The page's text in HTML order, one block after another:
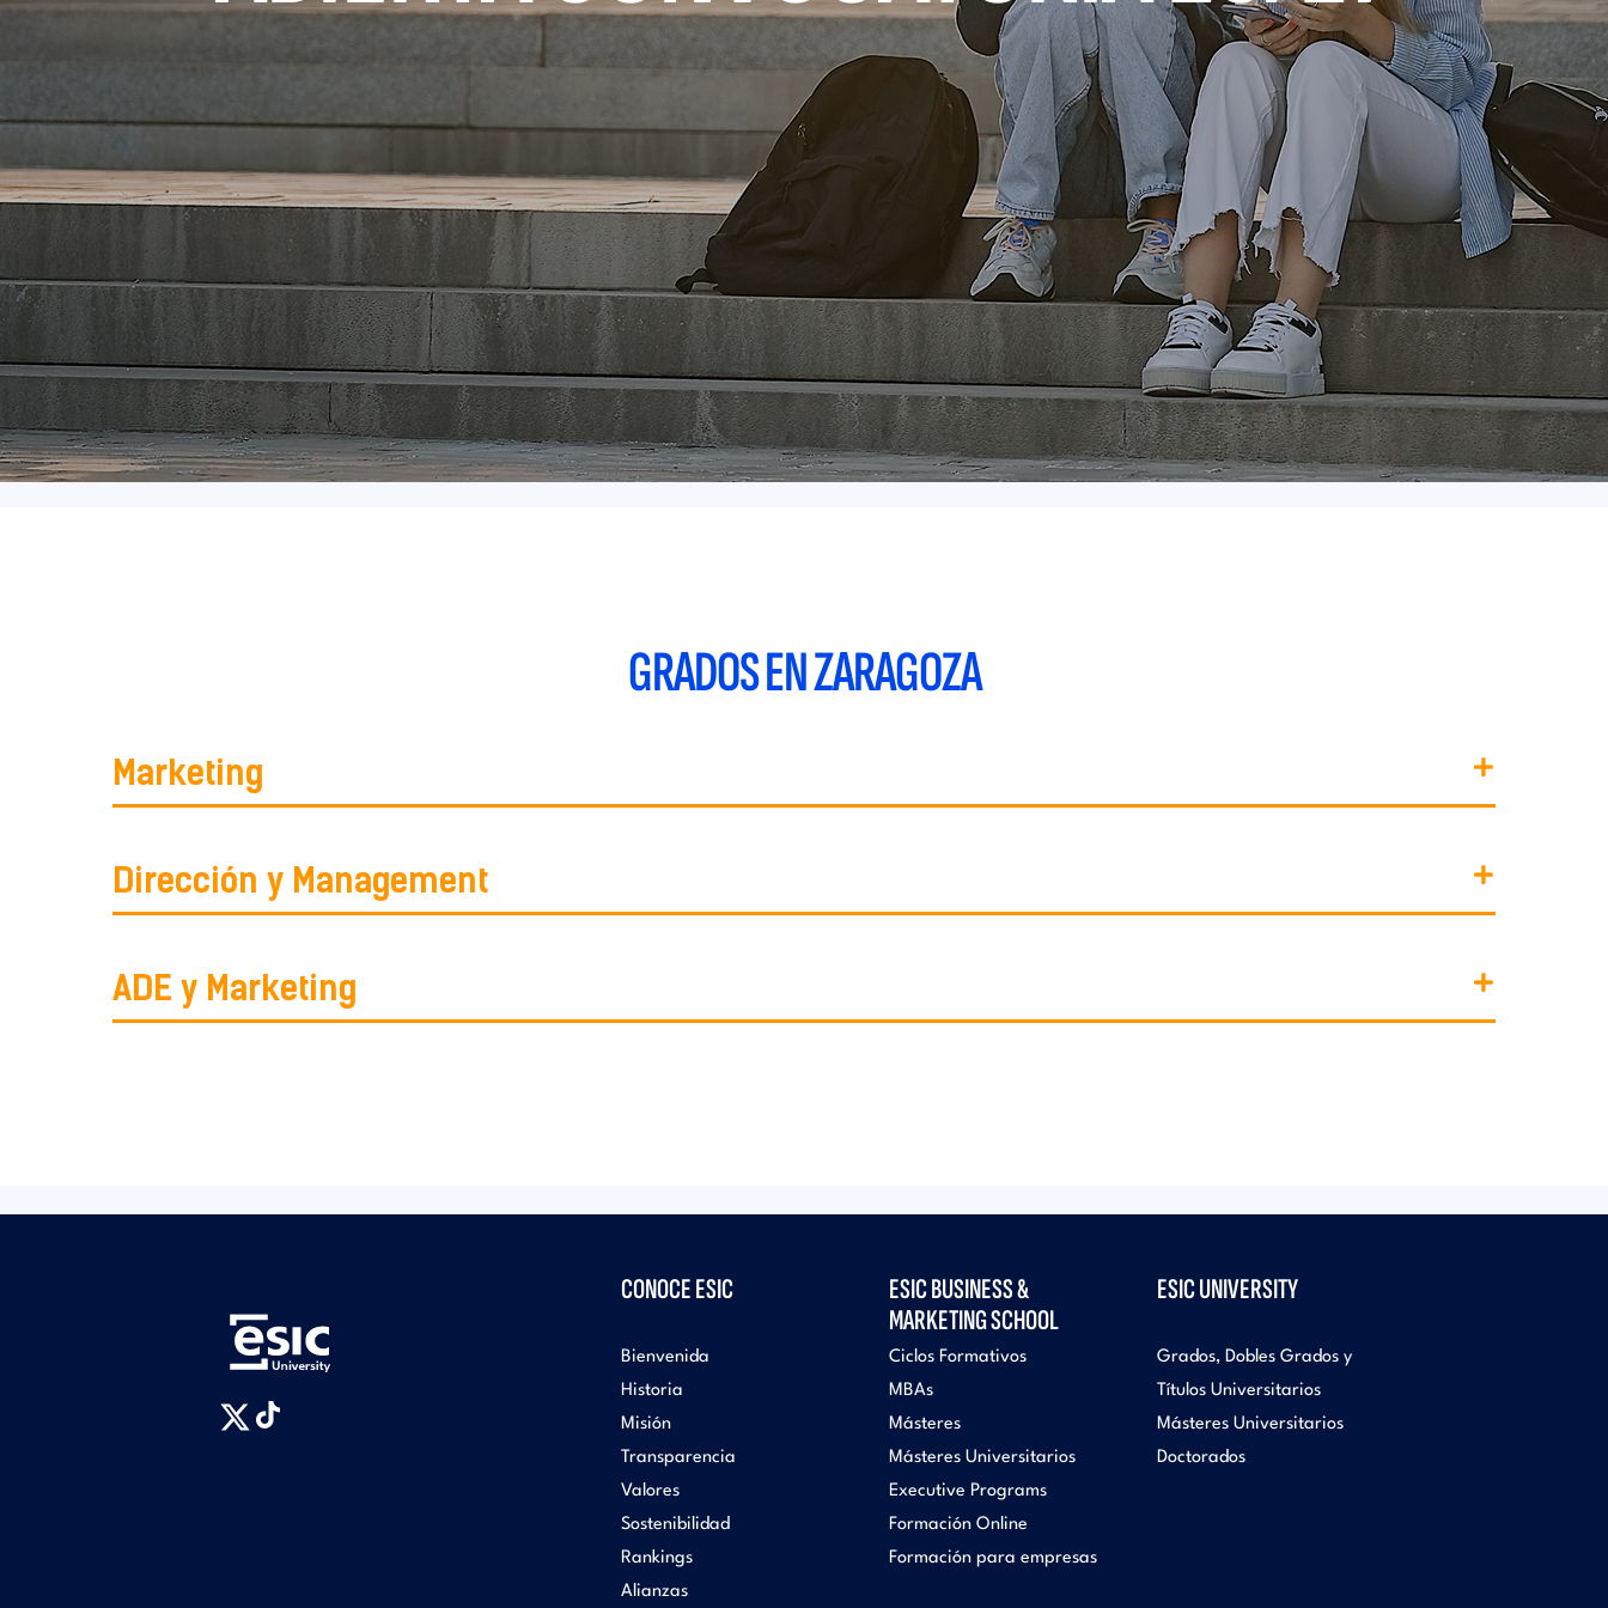
GRADOS EN ZARAGOZA
Marketing
Dirección y Management
ADE y Marketing
CONOCE ESIC
Bienvenida
Historia
Misión
Transparencia
Valores
Sostenibilidad
Rankings
Alianzas
ESIC BUSINESS &
MARKETING SCHOOL
Ciclos Formativos
MBAs
Másteres
Másteres Universitarios
Executive Programs
Formación Online
Formación para empresas
ESIC UNIVERSITY
Grados, Dobles Grados y
Títulos Universitarios
Másteres Universitarios
Doctorados